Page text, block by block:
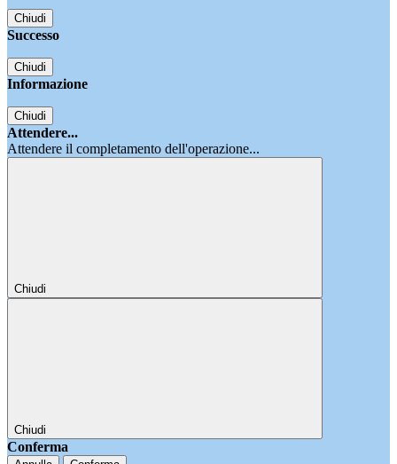
Chiudi
Successo
Chiudi
Informazione
Chiudi
Attendere...
Attendere il completamento dell'operazione...
Chiudi
Chiudi
Conferma